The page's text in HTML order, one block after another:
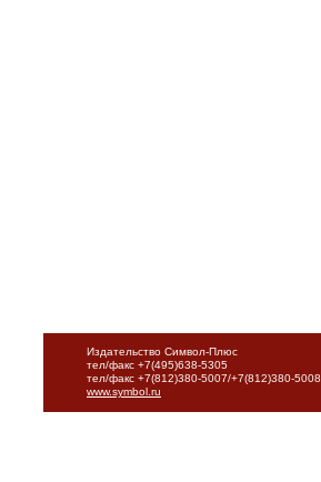
Издательство Символ-Плюс
тел/факс +7(495)638-5305
тел/факс +7(812)380-5007/+7(812)380-5008
www.symbol.ru